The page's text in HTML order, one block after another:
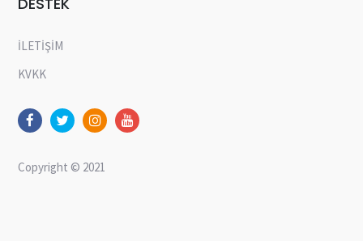
İLETİŞİM
KVKK
Copyright © 2021